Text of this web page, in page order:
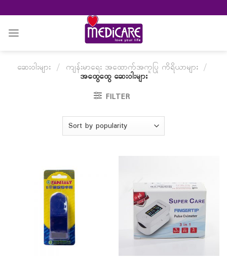
to
content
ဆေးဝါးများ / ကျန်းမာရေး အထောက်အကူပြု ကိရိယာများ /
အထွေထွေ ဆေးဝါးများ
FILTER